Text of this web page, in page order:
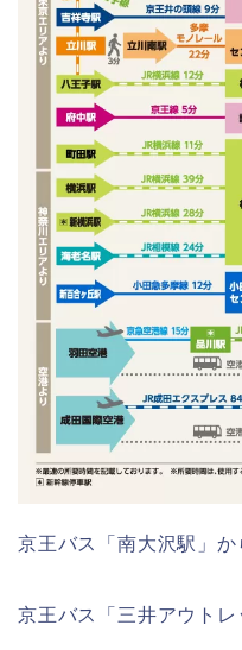
京王バス「南大沢駅」
京王バス「三井アウト